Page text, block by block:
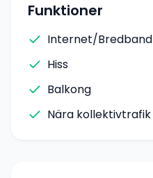
Funktioner
Internet/Bredband
Hiss
Balkong
Nära kollektivtrafik